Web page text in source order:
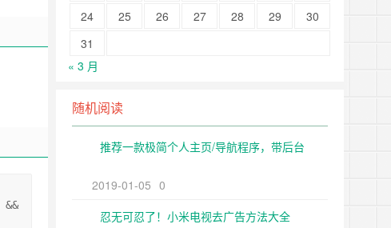
&&
24
25 26 27 28 29
30
31
« 3 月
随机阅读
推荐一款极简个人主页/导航程序，带后台
2019-01-05 0
忍无可忍了！小米电视去广告方法大全